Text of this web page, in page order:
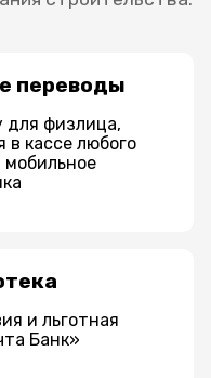
переводы
для физлица,
в кассе любого
мобильное
и льготная
Банк»